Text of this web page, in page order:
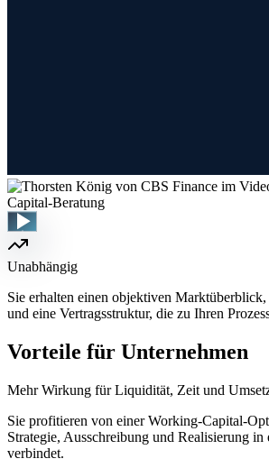
Unabhängig
Sie erhalten einen objektiven Marktüberblick,
und eine Vertragsstruktur, die zu Ihren
Vorteile für Unternehmen
Mehr Wirkung für Liquidität, Zeit und
Sie profitieren von einer Working-Capital-
Strategie, Ausschreibung und Realisierung
verbindet.